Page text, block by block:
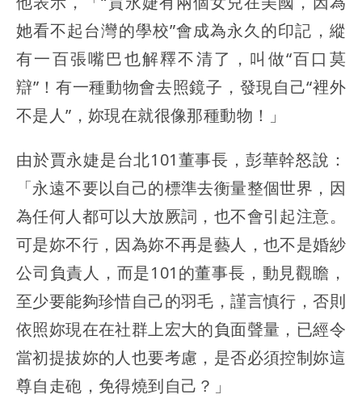
她看不起台灣的學校”會成為永久的印記，縱
有一百張嘴巴也解釋不清了，叫做“百口莫
辯”！有一種動物會去照鏡子，發現自己“裡外
不是人”，妳現在就很像那種動物！」
由於賈永婕是台北101董事長，彭華幹怒說：
「永遠不要以自己的標準去衡量整個世界，因
為任何人都可以大放厥詞，也不會引起注意。
可是妳不行，因為妳不再是藝人，也不是婚紗
公司負責人，而是101的董事長，動見觀瞻，
至少要能夠珍惜自己的羽毛，謹言慎行，否則
依照妳現在在社群上宏大的負面聲量，已經令
當初提拔妳的人也要考慮，是否必須控制妳這
尊自走砲，免得燒到自己？」